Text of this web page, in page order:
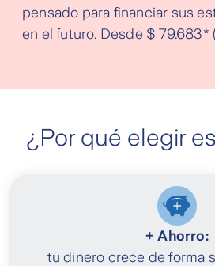
pensado para financiar sus
en el futuro. Desde $ 79.683*
¿Por qué elegir
+ Ahorro:
tu dinero crece de forma